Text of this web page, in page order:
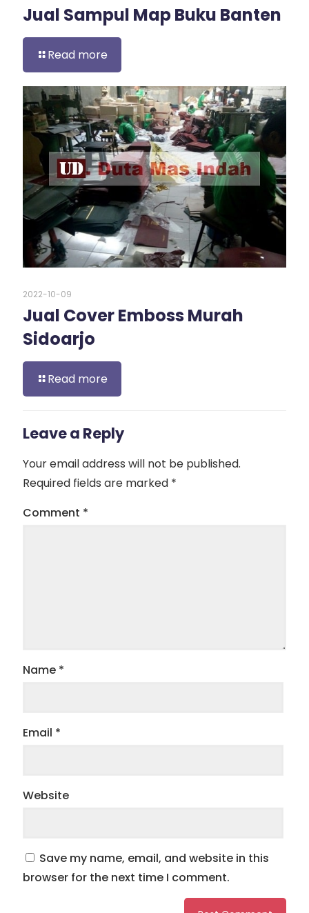
Jual Sampul Map Buku Banten
Read more
2022-10-09
Jual Cover Emboss Murah
Sidoarjo
Read more
Leave a Reply
Your email address will not be published.
Required fields are marked *
Comment *
Name *
Email *
Website
Save my name, email, and website in this
browser for the next time I comment.